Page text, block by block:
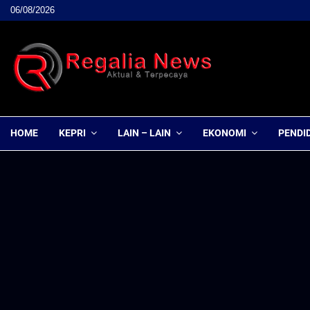
06/08/2026
HOME KEPRI LAIN – LAIN EKONOMI